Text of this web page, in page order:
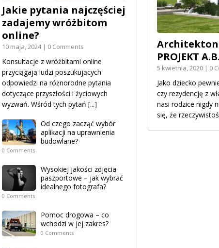
PROJEKT
5 kwietnia, 2020 | 0
Jako dziecko
czy rezydencję z
nasi rodzice nigdy
się, że
Jakie pytania najczęściej
zadajemy wróżbitom
online?
10 maja, 2024 | 0 Comments
Konsultacje z wróżbitami online
przyciągają ludzi poszukujących
odpowiedzi na różnorodne pytania
dotyczące przyszłości i życiowych
wyzwań. Wśród tych pytań [...]
Od czego zacząć wybór
aplikacji na uprawnienia
budowlane?
0 Comments
Wysokiej jakości zdjęcia
paszportowe – jak wybrać
idealnego fotografa?
0 Comments
Pomoc drogowa – co
wchodzi w jej zakres?
0 Comments